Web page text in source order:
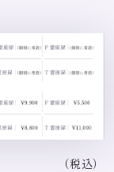
（税込）